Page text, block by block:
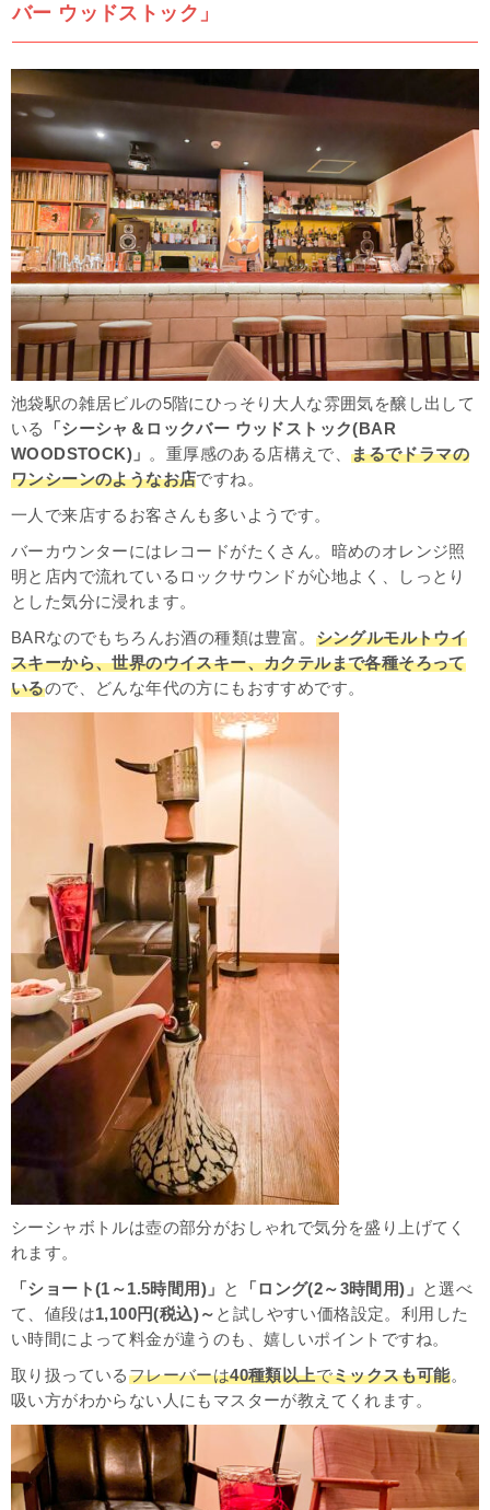
バー ウッドストック」
池袋駅の雑居ビルの5階にひっそり大人な雰囲気を醸し出して
いる
「シーシャ＆ロックバー ウッドストック(BAR
WOODSTOCK)」 。重厚感のある店構えで、まるでドラマの
ワンシーンのようなお店ですね。
一人で来店するお客さんも多いようです。
バーカウンターにはレコードがたくさん。暗めのオレンジ照
明と店内で流れているロックサウンドが心地よく、しっとり
とした気分に浸れます。
BARなのでもちろんお酒の種類は豊富。 シングルモルトウイ
スキーから、世界のウイスキー、カクテルまで各種そろって
いるので、どんな年代の方にもおすすめです。
シーシャボトルは壺の部分がおしゃれで気分を盛り上げてく
れます。
「ショート(1～1.5時間用)」 と 「ロング(2～3時間用)」
と選べ
て、値段は1,100円(税込)～ と試しやすい価格設定。利用した
い時間によって料金が違うのも、嬉しいポイントですね。
取り扱っているフレーバーは40種類以上でミックスも可能。
吸い方がわからない人にもマスターが教えてくれます。